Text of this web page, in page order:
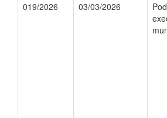
019/2026
03/03/2026